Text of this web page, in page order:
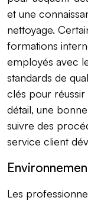
et une
nettoyage.
formations
employés avec
standards de
clés pour réussir
détail, une
suivre des
service client
Les